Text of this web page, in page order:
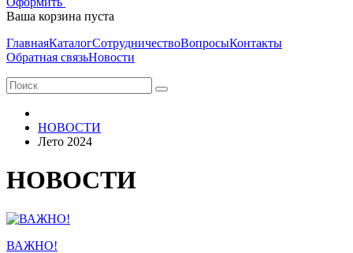
Ваша корзина пуста
ГлавнаяКаталогСотрудничествоВопросыКонтакты
Обратная связьНовости
НОВОСТИ
Лето 2024
НОВОСТИ
ВАЖНО!